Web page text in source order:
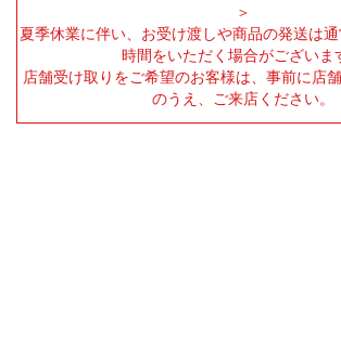
＞
夏季休業に伴い、お受け渡しや商品の発送は
時間をいただく場合がございま
店舗受け取りをご希望のお客様は、事前に店
のうえ、ご来店ください。